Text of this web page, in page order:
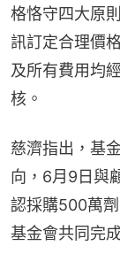
格恪守四大原
訊訂定合理價
及所有費用均
核。
慈濟指出，基
向，6月9日與
認採購500萬
基金會共同完